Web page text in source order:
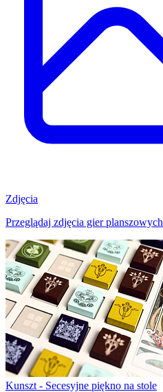
Zdjęcia
Przeglądaj zdjęcia gier planszowych
Kunszt - Secesyjne piękno na stole